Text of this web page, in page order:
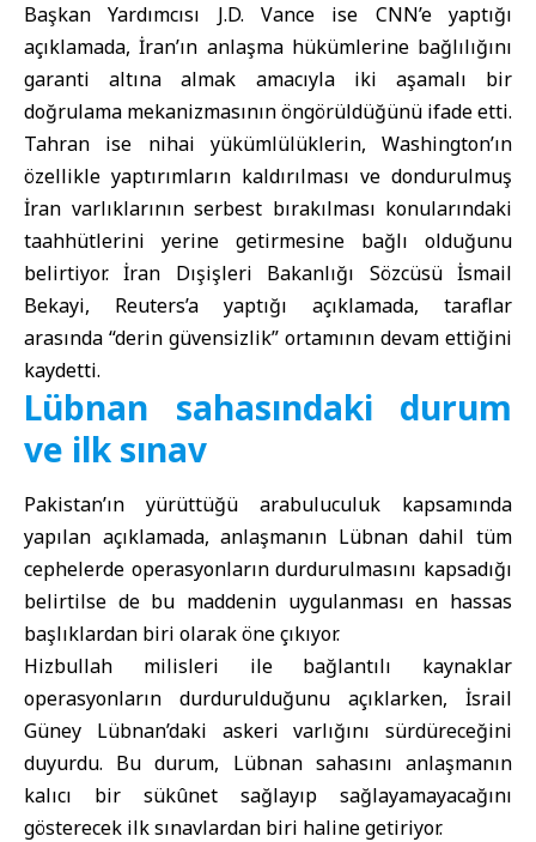
Başkan Yardımcısı J.D. Vance ise CNN’e yaptığı
açıklamada, İran’ın anlaşma hükümlerine bağlılığını
garanti altına almak amacıyla iki aşamalı bir
doğrulama mekanizmasının öngörüldüğünü ifade etti.
Tahran ise nihai yükümlülüklerin, Washington’ın
özellikle yaptırımların kaldırılması ve dondurulmuş
İran varlıklarının serbest bırakılması konularındaki
taahhütlerini yerine getirmesine bağlı olduğunu
belirtiyor. İran Dışişleri Bakanlığı Sözcüsü İsmail
Bekayi, Reuters’a yaptığı açıklamada, taraflar
arasında “derin güvensizlik” ortamının devam ettiğini
kaydetti.
Lübnan sahasındaki durum
ve ilk sınav
Pakistan’ın yürüttüğü arabuluculuk kapsamında
yapılan açıklamada, anlaşmanın Lübnan dahil tüm
cephelerde operasyonların durdurulmasını kapsadığı
belirtilse de bu maddenin uygulanması en hassas
başlıklardan biri olarak öne çıkıyor.
Hizbullah milisleri ile bağlantılı kaynaklar
operasyonların durdurulduğunu açıklarken, İsrail
Güney Lübnan’daki askeri varlığını sürdüreceğini
duyurdu. Bu durum, Lübnan sahasını anlaşmanın
kalıcı bir sükûnet sağlayıp sağlayamayacağını
gösterecek ilk sınavlardan biri haline getiriyor.